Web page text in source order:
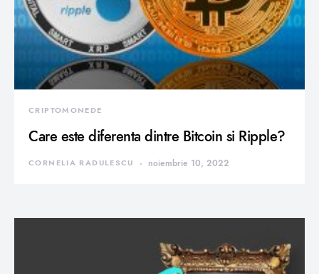
CRIPTOMONEDE
Care este diferenta dintre Bitcoin si Ripple?
CORNELIA RADULESCU noiembrie 10, 2022